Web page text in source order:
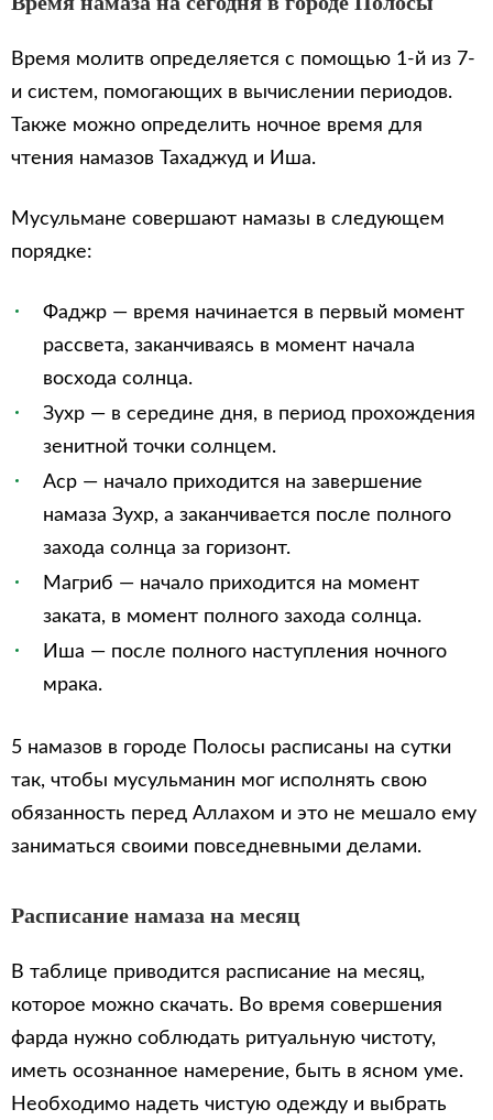
Время молитв определяется с помощью 1-й из 7-
и систем, помогающих в вычислении периодов.
Также можно определить ночное время для
чтения намазов Тахаджуд и Иша.
Мусульмане совершают намазы в следующем
порядке:
Фаджр — время начинается в первый момент
рассвета, заканчиваясь в момент начала
восхода солнца.
Зухр — в середине дня, в период прохождения
зенитной точки солнцем.
Аср — начало приходится на завершение
намаза Зухр, а заканчивается после полного
захода солнца за горизонт.
Магриб — начало приходится на момент
заката, в момент полного захода солнца.
Иша — после полного наступления ночного
мрака.
5 намазов в городе Полосы расписаны на сутки
так, чтобы мусульманин мог исполнять свою
обязанность перед Аллахом и это не мешало ему
заниматься своими повседневными делами.
Расписание намаза на месяц
В таблице приводится расписание на месяц,
которое можно скачать. Во время совершения
фарда нужно соблюдать ритуальную чистоту,
иметь осознанное намерение, быть в ясном уме.
Необходимо надеть чистую одежду и выбрать